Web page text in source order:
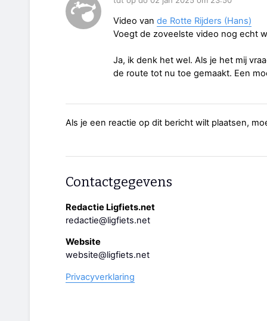
Video van de Rotte Rijders (Hans)
Voegt de zoveelste video nog echt
Ja, ik denk het wel. Als je het mij
de route tot nu toe gemaakt. Een
Als je een reactie op dit bericht wilt plaatsen,
Contactgegevens
Redactie Ligfiets.net
redactie@ligfiets.net
Website
website@ligfiets.net
Privacyverklaring